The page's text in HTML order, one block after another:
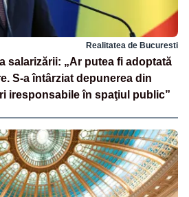
Realitatea de Bucuresti
salarizării: „Ar putea fi adoptată
S-a întârziat depunerea din
iresponsabile în spaţiul public”